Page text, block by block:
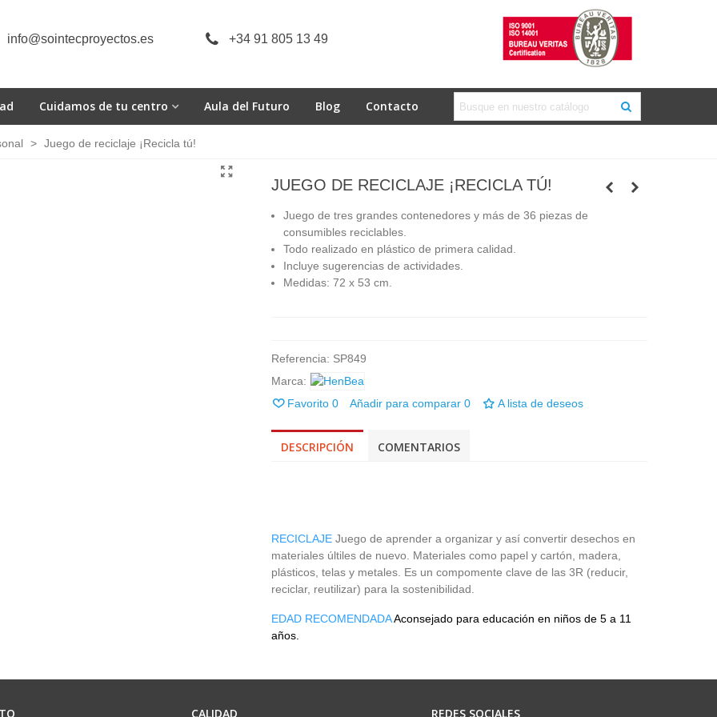
info@sointecproyectos.es +34 91 805 13 49
Cuidamos de tu centro Aula del Futuro Blog Contacto
> Juego de reciclaje ¡Recicla tú!
JUEGO DE RECICLAJE ¡RECICLA TÚ!
Juego de tres grandes contenedores y más de 36 piezas de
consumibles reciclables.
Todo realizado en plástico de primera calidad.
Incluye sugerencias de actividades.
Medidas: 72 x 53 cm.
Referencia: SP849
Marca:
Favorito 0 Añadir para comparar 0 A lista de deseos
DESCRIPCIÓN COMENTARIOS
RECICLAJEJuego de aprender a organizar y así convertir desechos en
materiales últiles de nuevo. Materiales como papel y cartón, madera,
plásticos, telas y metales. Es un compomente clave de las 3R (reducir,
reciclar, reutilizar) para la sostenibilidad.
EDAD RECOMENDADAAconsejado para educación en niños de 5 a 11
años.
CALIDAD REDES SOCIALES